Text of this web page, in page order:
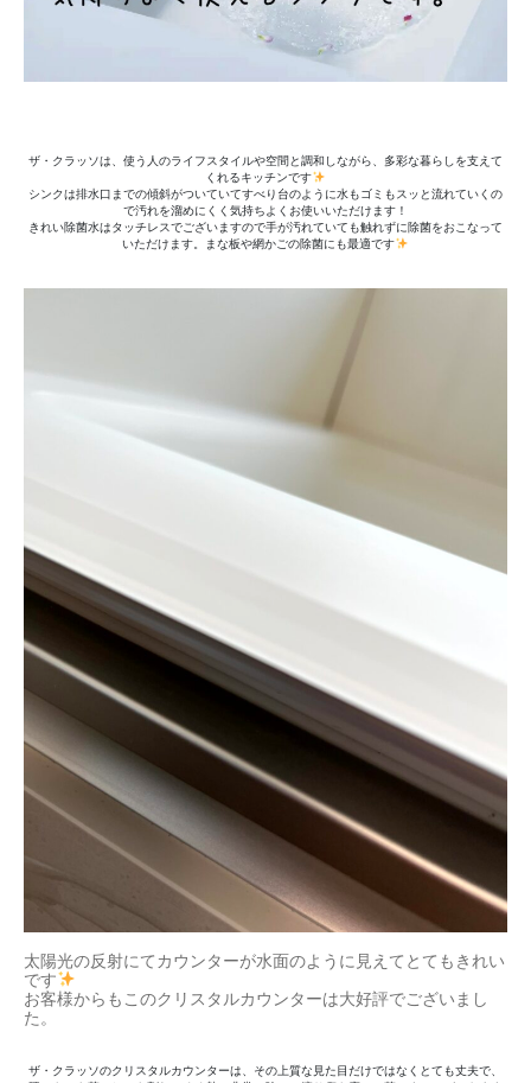
ザ・クラッソは、使う人のライフスタイルや空間と調和しながら、多彩な暮らしを支えて
くれるキッチンです
シンクは排水口までの傾斜がついていてすべり台のように水もゴミもスッと流れていくの
で汚れを溜めにくく気持ちよくお使いいただけます！
きれい除菌水はタッチレスでございますので手が汚れていても触れずに除菌をおこなって
いただけます。まな板や網かごの除菌にも最適です
太陽光の反射にてカウンターが水面のように見えてとてもきれい
です
お客様からもこのクリスタルカウンターは大好評でございまし
た。
ザ・クラッソのクリスタルカウンターは、その上質な見た目だけではなくとても丈夫で、